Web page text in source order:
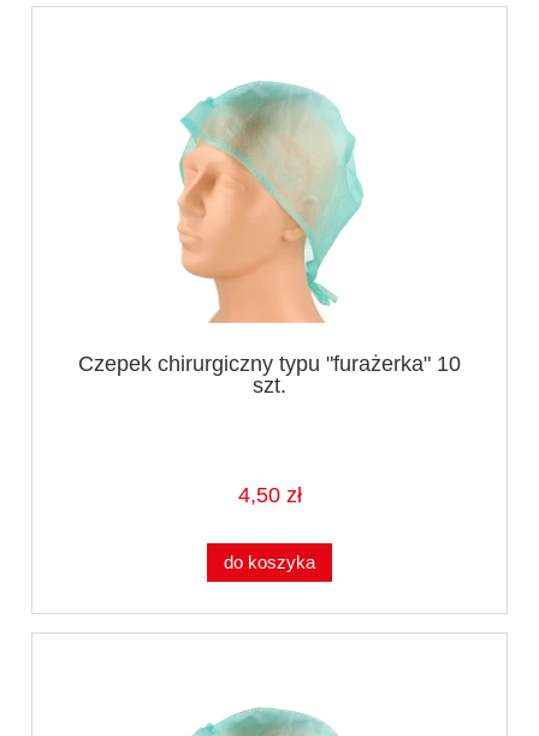
Czepek chirurgiczny typu "furażerka" 10
szt.
4,50 zł
do koszyka